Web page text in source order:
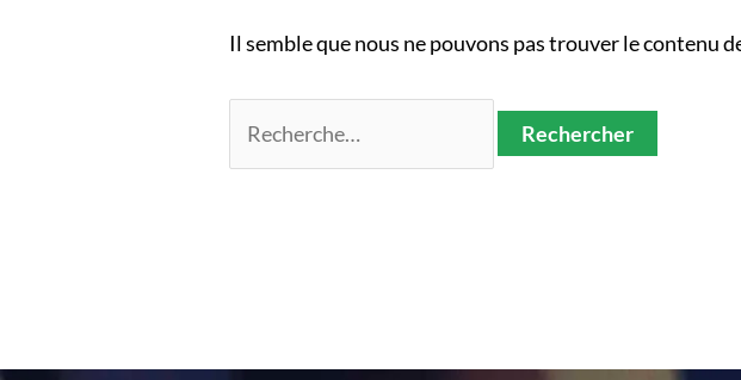
Il semble que nous ne pouvons pas trouver le contenu